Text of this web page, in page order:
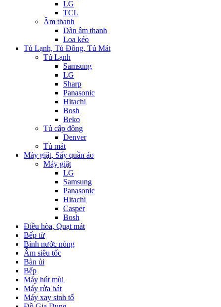
LG
TCL
Âm thanh
Dàn âm thanh
Loa kéo
Tủ Lạnh, Tủ Đông, Tủ Mát
Tủ Lạnh
Samsung
LG
Sharp
Panasonic
Hitachi
Bosh
Beko
Tủ cấp đông
Denver
Tủ mát
Máy giặt, Sấy quần áo
Máy giặt
LG
Samsung
Panasonic
Hitachi
Casper
Bosh
Điều hòa, Quạt mát
Bếp từ
Bình nước nóng
Ấm siêu tốc
Bàn ủi
Bếp
Máy hút mùi
Máy rửa bát
Máy xay sinh tố